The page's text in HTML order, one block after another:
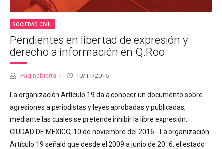
SOCIEDAD CIVIL
Pendientes en libertad de expresión y
derecho a información en Q.Roo
Paginabierta 10/11/2016
La organización Artículo 19 da a conocer un documento sobre
agresiones a periodistas y leyes aprobadas y publicadas,
mediante las cuales se pretende inhibir la libre expresión.
CIUDAD DE MEXICO, 10 de noviembre del 2016.- La organización
Artículo 19 señaló que desde el 2009 a junio de 2016, el estado